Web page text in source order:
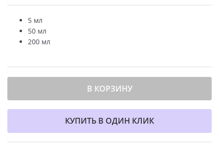
5 мл
50 мл
200 мл
В КОРЗИНУ
КУПИТЬ В ОДИН КЛИК